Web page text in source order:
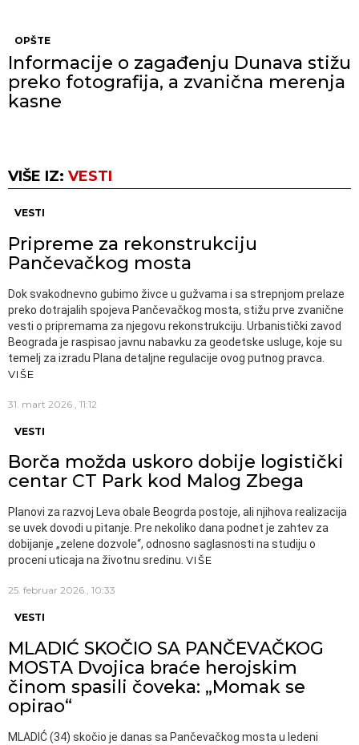
OPŠTE
Informacije o zagađenju Dunava stižu
preko fotografija, a zvanična merenja
kasne
VIŠE IZ: VESTI
VESTI
Pripreme za rekonstrukciju
Pančevačkog mosta
Dok svakodnevno gubimo živce u gužvama i sa strepnjom prelaze
preko dotrajalih spojeva Pančevačkog mosta, stižu prve zvanične
vesti o pripremama za njegovu rekonstrukciju. Urbanistički zavod
Beograda je raspisao javnu nabavku za geodetske usluge, koje su
temelj za izradu Plana detaljne regulacije ovog putnog pravca.
VIŠE
31. mart 2026., 11:12
VESTI
Borča možda uskoro dobije logistički
centar CT Park kod Malog Zbega
Planovi za razvoj Leva obale Beogrda postoje, ali njihova realizacija
se uvek dovodi u pitanje. Pre nekoliko dana podnet je zahtev za
dobijanje „zelene dozvole“, odnosno saglasnosti na studiju o
proceni uticaja na životnu sredinu. VIŠE
25. februar 2026., 10:33
VESTI
MLADIĆ SKOČIO SA PANČEVAČKOG
MOSTA Dvojica braće herojskim
činom spasili čoveka: „Momak se
opirao“
MLADIĆ (34) skočio je danas sa Pančevačkog mosta u ledeni